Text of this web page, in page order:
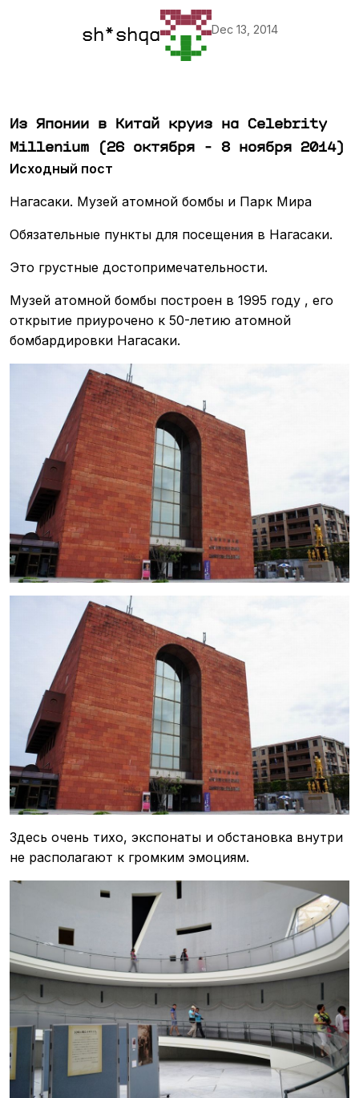
sh*shqa Dec 13, 2014
Из Японии в Китай круиз на Celebrity
Millenium (26 октября - 8 ноября 2014)
Исходный пост
Нагасаки. Музей атомной бомбы и Парк Мира
Обязательные пункты для посещения в Нагасаки.
Это грустные достопримечательности.
Музей атомной бомбы построен в 1995 году , его
открытие приурочено к 50-летию атомной
бомбардировки Нагасаки.
Здесь очень тихо, экспонаты и обстановка внутри
не располагают к громким эмоциям.